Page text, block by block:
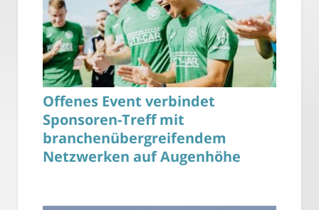
Offenes Event verbindet
Sponsoren-Treff mit
branchenübergreifendem
Netzwerken auf Augenhöhe